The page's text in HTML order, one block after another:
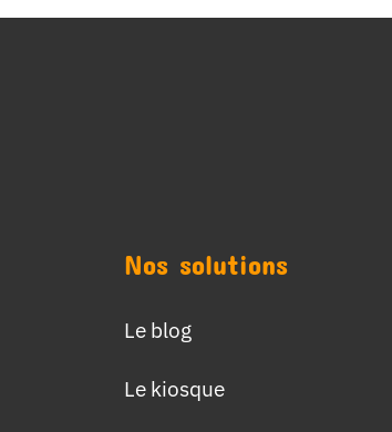
Nos solutions
Le blog
Le kiosque